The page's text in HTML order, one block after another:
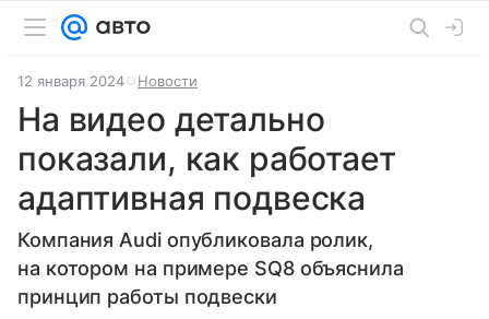
12 января 2024 Новости
На видео детально
показали, как работает
адаптивная подвеска
Компания Audi опубликовала ролик,
на котором на примере SQ8 объяснила
принцип работы подвески